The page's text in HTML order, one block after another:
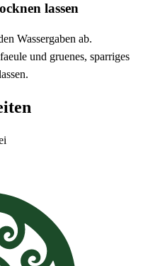
lassen
Wassergaben ab.
und gruenes, sparriges